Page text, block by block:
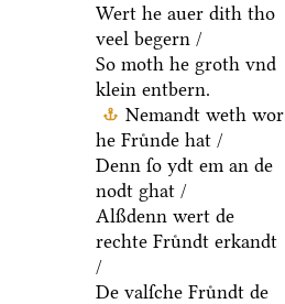
Wert he auer dith tho
veel begern /
So moth he groth vnd
klein entbern.
Nemandt weth wor
he Fruͤnde hat /
Denn ſo ydt em an de
nodt ghat /
Alßdenn wert de
rechte Fruͤndt erkandt
/
De valſche Fruͤndt de